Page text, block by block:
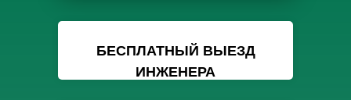
БЕСПЛАТНЫЙ ВЫЕЗД
ИНЖЕНЕРА